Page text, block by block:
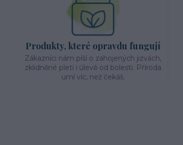
Produkty, které opravdu fungují
Zákazníci nám píší o zahojených jizvách,
zklidněné pleti i úlevě od bolesti. Příroda
umí víc, než čekáš.